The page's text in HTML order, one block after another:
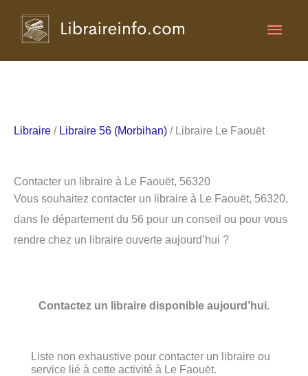
Libraire / Libraire 56 (Morbihan) / Libraire Le Faouët
Contacter un libraire à Le Faouët, 56320
Vous souhaitez contacter un libraire à Le Faouët, 56320,
dans le département du 56 pour un conseil ou pour vous
rendre chez un libraire ouverte aujourd’hui ?
Contactez un libraire disponible aujourd’hui.
Liste non exhaustive pour contacter un libraire ou
service lié à cette activité à Le Faouët.